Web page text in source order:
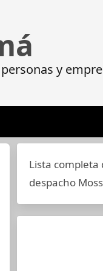
y
Lista completa
despacho